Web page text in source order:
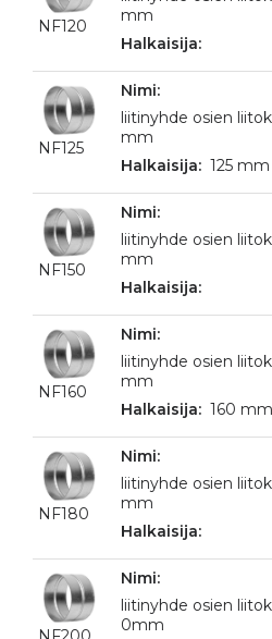
NF120
mm
NF125
liitinyhde osien
mm
125 mm
NF150
liitinyhde osien
mm
NF160
liitinyhde osien
mm
160 mm
NF180
liitinyhde osien
mm
liitinyhde osien
0mm